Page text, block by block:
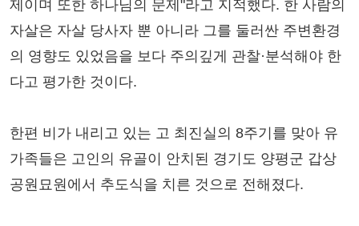
제이며 또한 하나님의 문제"라고 지적했다. 한 사람의
자살은 자살 당사자 뿐 아니라 그를 둘러싼 주변환경
의 영향도 있었음을 보다 주의깊게 관찰·분석해야 한
다고 평가한 것이다.
한편 비가 내리고 있는 고 최진실의 8주기를 맞아 유
가족들은 고인의 유골이 안치된 경기도 양평군 갑상
공원묘원에서 추도식을 치른 것으로 전해졌다.